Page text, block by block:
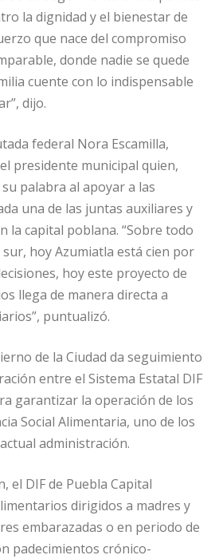
la dignidad y el bienestar de
que nace del compromiso
donde nadie se quede
cuente con lo indispensable
dijo.
federal Nora Escamilla,
presidente municipal quien,
palabra al apoyar a las
una de las juntas auxiliares y
la capital poblana. “Sobre todo
hoy Azumiatla está cien por
hoy este proyecto de
llega de manera directa a
puntualizó.
de la Ciudad da seguimiento
entre el Sistema Estatal DIF
garantizar la operación de los
Social Alimentaria, uno de los
administración.
el DIF de Puebla Capital
dirigidos a madres y
embarazadas o en periodo de
padecimientos crónico-